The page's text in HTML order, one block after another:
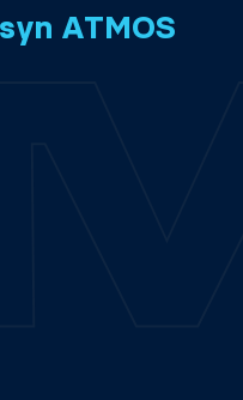
ATMOS